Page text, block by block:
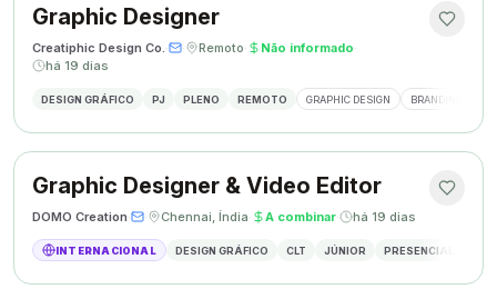
Graphic Designer
Creatiphic Design Co.· · Remoto· Não informado·
há 19 dias
DESIGN GRÁFICO PJ PLENO REMOTO GRAPHIC DESIGN BRANDING
Graphic Designer & Video Editor
DOMO Creation· · Chennai, Índia· A combinar· há 19 dias
INTERNACIONAL DESIGN GRÁFICO CLT JÚNIOR PRESENCIAL